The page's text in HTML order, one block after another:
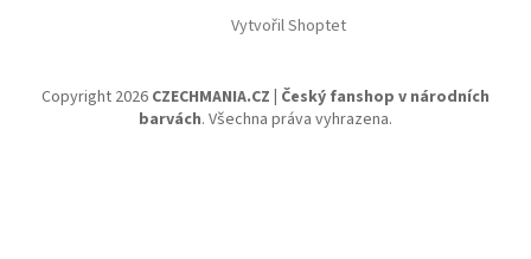
Vytvořil Shoptet
Copyright 2026 CZECHMANIA.CZ | Český fanshop v národních
barvách. Všechna práva vyhrazena.